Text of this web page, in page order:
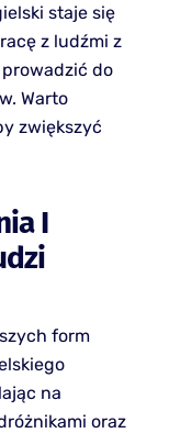
staje się
z ludźmi z
do
Warto
zwiększyć
I
form
na
oraz